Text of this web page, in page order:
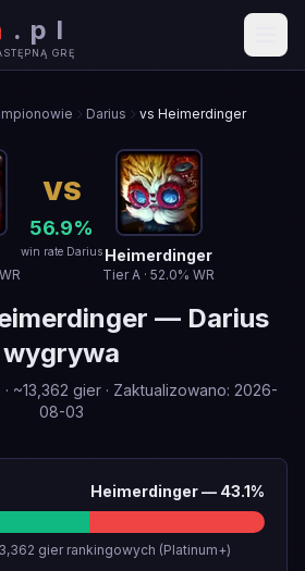
. pl
GRĘ
Darius vs Heimerdinger
VS
56.9%
win rate Darius Heimerdinger
TierA · 52.0% WR
— Darius
wygrywa
· ~13,362 gier · Zaktualizowano: 2026-
08-03
Heimerdinger— 43.1%
gier rankingowych (Platinum+)